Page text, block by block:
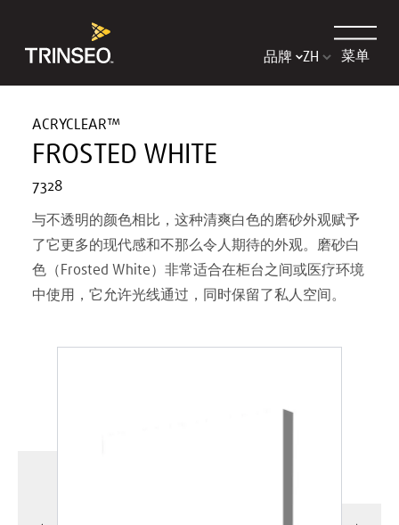
品牌 菜单
ACRYCLEAR™
FROSTED WHITE
7328
与不透明的颜色相比，这种清爽白色的磨砂外观赋予
了它更多的现代感和不那么令人期待的外观。磨砂白
色（Frosted White）非常适合在柜台之间或医疗环境
中使用，它允许光线通过，同时保留了私人空间。